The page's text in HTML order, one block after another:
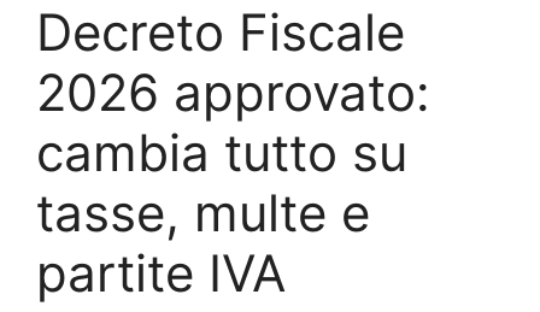
Decreto Fiscale
2026 approvato:
cambia tutto su
tasse, multe e
partite IVA